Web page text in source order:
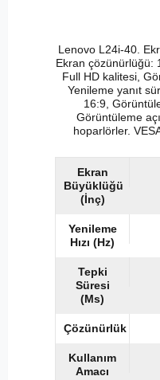
Lenovo L24i-40.
Ekran çözünürlüğü:
Full HD kalitesi,
Yenileme yanıt
16:9,
Görüntüleme
hoparlörler.
Ekran
Büyüklüğü
(İnç)
Yenileme
Hızı (Hz)
Tepki
Süresi
(Ms)
Çözünürlük
Kullanım
Amacı